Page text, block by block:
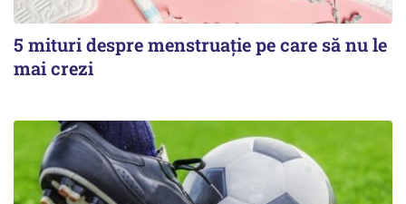
5 mituri despre menstruație pe care să nu le
mai crezi